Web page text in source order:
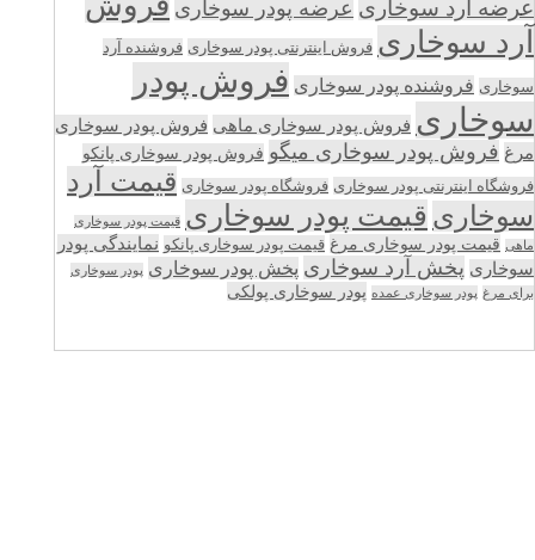
عرضه آرد سوخاری عرضه پودر سوخاری
آرد سوخاری فروش اینترنتی پودر سوخاری فروشنده آرد
سوخاری فروشنده پودر سوخاری فروش پودر
سوخاری فروش پودر سوخاری ماهی فروش پودر سوخاری
مرغ فروش پودر سوخاری میگو فروش پودر سوخاری پانکو
فروشگاه اینترنتی پودر سوخاری فروشگاه پودر سوخاری قیمت آرد
سوخاری قیمت پودر سوخاری قیمت پودر سوخاری
ماهی قیمت پودر سوخاری مرغ قیمت پودر سوخاری پانکو نمایندگی پودر
سوخاری پخش آرد سوخاری پخش پودر سوخاری پودر سوخاری
برای مرغ پودر سوخاری عمده پودر سوخاری پولکی